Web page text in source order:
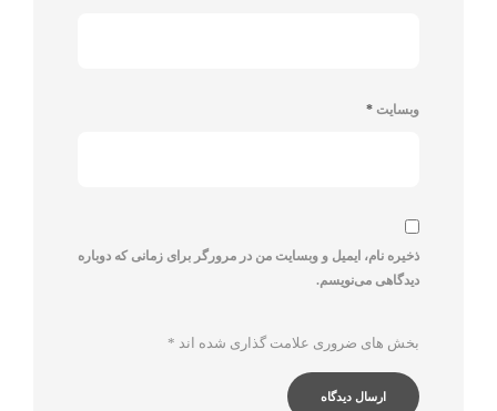
وبسایت *
ذخیره نام، ایمیل و وبسایت من در مرورگر برای زمانی که دوباره
دیدگاهی می‌نویسم.
بخش های ضروری علامت گذاری شده اند *